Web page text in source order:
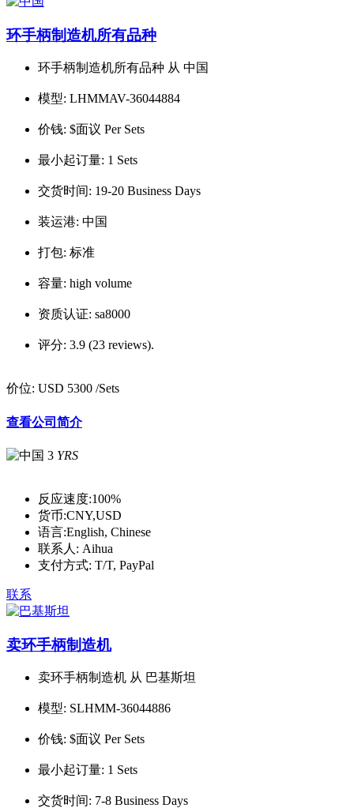
环手柄制造机所有品种
环手柄制造机所有品种 从 中国
模型: LHMMAV-36044884
价钱: $面议 Per Sets
最小起订量: 1 Sets
交货时间: 19-20 Business Days
装运港: 中国
打包: 标准
容量: high volume
资质认证: sa8000
评分: 3.9 (23 reviews).
价位: USD 5300 /Sets
查看公司简介
3 YRS
反应速度:100%
货币:CNY,USD
语言:English, Chinese
联系人: Aihua
支付方式: T/T, PayPal
联系
卖环手柄制造机
卖环手柄制造机 从 巴基斯坦
模型: SLHMM-36044886
价钱: $面议 Per Sets
最小起订量: 1 Sets
交货时间: 7-8 Business Days